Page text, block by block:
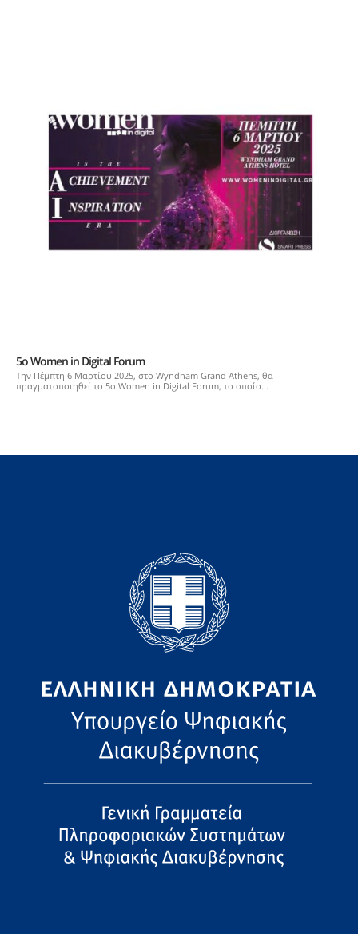
5ο Women in Digital Forum
Την Πέμπτη 6 Μαρτίου 2025, στο Wyndham Grand Athens, θα
πραγματοποιηθεί το 5ο Women in Digital Forum, το οποίο...